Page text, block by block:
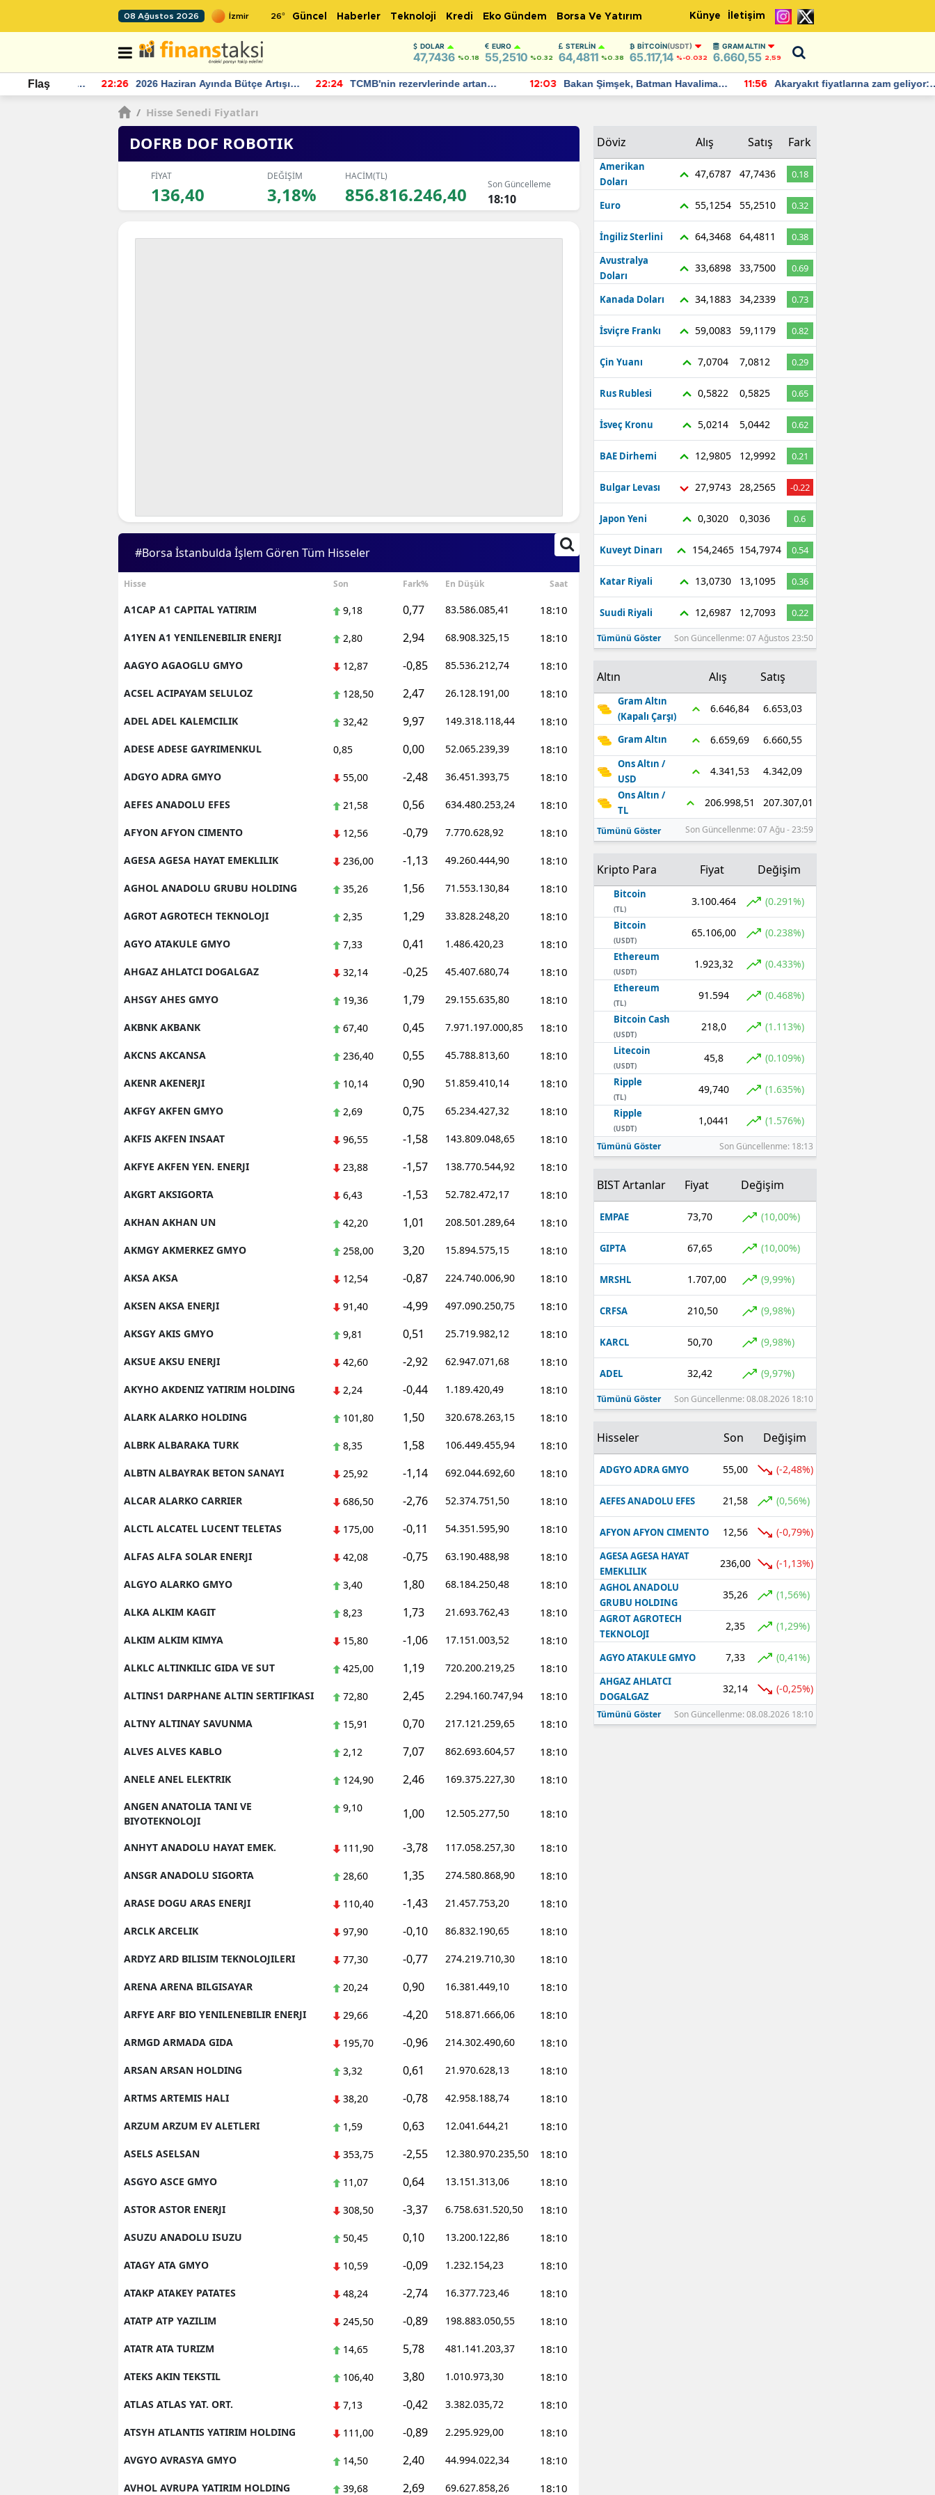
08 Ağustos 2026 26° Güncel Haberler Teknoloji Kredi Eko Gündem Borsa Ve Yatırım Künye İletişim
DOLAR
47,7436 %0.18
EURO
55,2510 %0.32
STERLIN
64,4811 %0.38
BITCOIN(USDT)
65.117,14 %-0.032
GRAM ALTIN
6.660,55 2,59
Flaş 22:26
2026 Haziran Ayında Bütçe Artışı
Yaşandı
22:24
TCMB'nin rezervlerinde artan
momentum devam ediyor
12:03
Bakan Şimşek, Batman Havalimanı
için umut verici açıklamalarda
11:56
Akaryakıt fiyatlarına zam geliyor:
Yeni tarih açıklandı
/ Hisse Senedi Fiyatları
DOFRB DOF ROBOTIK
FİYAT
136,40
DEĞİŞİM
3,18%
HACİM(TL)
856.816.246,40 Son Güncelleme
18:10
#Borsa İstanbulda İşlem Gören Tüm Hisseler
Hisse Son Fark% En Düşük Saat
A1CAP A1 CAPITAL YATIRIM 9,18 0,77 83.586.085,41 18:10
A1YEN A1 YENILENEBILIR ENERJI 2,80 2,94 68.908.325,15 18:10
AAGYO AGAOGLU GMYO 12,87 -0,85 85.536.212,74 18:10
ACSEL ACIPAYAM SELULOZ 128,50 2,47 26.128.191,00 18:10
ADEL ADEL KALEMCILIK 32,42 9,97 149.318.118,44 18:10
ADESE ADESE GAYRIMENKUL 0,85 0,00 52.065.239,39 18:10
ADGYO ADRA GMYO 55,00 -2,48 36.451.393,75 18:10
AEFES ANADOLU EFES 21,58 0,56 634.480.253,24 18:10
AFYON AFYON CIMENTO 12,56 -0,79 7.770.628,92 18:10
AGESA AGESA HAYAT EMEKLILIK 236,00 -1,13 49.260.444,90 18:10
AGHOL ANADOLU GRUBU HOLDING 35,26 1,56 71.553.130,84 18:10
AGROT AGROTECH TEKNOLOJI 2,35 1,29 33.828.248,20 18:10
AGYO ATAKULE GMYO 7,33 0,41 1.486.420,23 18:10
AHGAZ AHLATCI DOGALGAZ 32,14 -0,25 45.407.680,74 18:10
AHSGY AHES GMYO 19,36 1,79 29.155.635,80 18:10
AKBNK AKBANK 67,40 0,45 7.971.197.000,85 18:10
AKCNS AKCANSA 236,40 0,55 45.788.813,60 18:10
AKENR AKENERJI 10,14 0,90 51.859.410,14 18:10
AKFGY AKFEN GMYO 2,69 0,75 65.234.427,32 18:10
AKFIS AKFEN INSAAT 96,55 -1,58 143.809.048,65 18:10
AKFYE AKFEN YEN. ENERJI 23,88 -1,57 138.770.544,92 18:10
AKGRT AKSIGORTA 6,43 -1,53 52.782.472,17 18:10
AKHAN AKHAN UN 42,20 1,01 208.501.289,64 18:10
AKMGY AKMERKEZ GMYO 258,00 3,20 15.894.575,15 18:10
AKSA AKSA 12,54 -0,87 224.740.006,90 18:10
AKSEN AKSA ENERJI 91,40 -4,99 497.090.250,75 18:10
AKSGY AKIS GMYO 9,81 0,51 25.719.982,12 18:10
AKSUE AKSU ENERJI 42,60 -2,92 62.947.071,68 18:10
AKYHO AKDENIZ YATIRIM HOLDING 2,24 -0,44 1.189.420,49 18:10
ALARK ALARKO HOLDING 101,80 1,50 320.678.263,15 18:10
ALBRK ALBARAKA TURK 8,35 1,58 106.449.455,94 18:10
ALBTN ALBAYRAK BETON SANAYI 25,92 -1,14 692.044.692,60 18:10
ALCAR ALARKO CARRIER 686,50 -2,76 52.374.751,50 18:10
ALCTL ALCATEL LUCENT TELETAS 175,00 -0,11 54.351.595,90 18:10
ALFAS ALFA SOLAR ENERJI 42,08 -0,75 63.190.488,98 18:10
ALGYO ALARKO GMYO 3,40 1,80 68.184.250,48 18:10
ALKA ALKIM KAGIT 8,23 1,73 21.693.762,43 18:10
ALKIM ALKIM KIMYA 15,80 -1,06 17.151.003,52 18:10
ALKLC ALTINKILIC GIDA VE SUT 425,00 1,19 720.200.219,25 18:10
ALTINS1 DARPHANE ALTIN SERTIFIKASI 72,80 2,45 2.294.160.747,94 18:10
ALTNY ALTINAY SAVUNMA 15,91 0,70 217.121.259,65 18:10
ALVES ALVES KABLO 2,12 7,07 862.693.604,57 18:10
ANELE ANEL ELEKTRIK 124,90 2,46 169.375.227,30 18:10
ANGEN ANATOLIA TANI VE
BIYOTEKNOLOJI
9,10 1,00 12.505.277,50 18:10
ANHYT ANADOLU HAYAT EMEK. 111,90 -3,78 117.058.257,30 18:10
ANSGR ANADOLU SIGORTA 28,60 1,35 274.580.868,90 18:10
ARASE DOGU ARAS ENERJI 110,40 -1,43 21.457.753,20 18:10
ARCLK ARCELIK 97,90 -0,10 86.832.190,65 18:10
ARDYZ ARD BILISIM TEKNOLOJILERI 77,30 -0,77 274.219.710,30 18:10
ARENA ARENA BILGISAYAR 20,24 0,90 16.381.449,10 18:10
ARFYE ARF BIO YENILENEBILIR ENERJI 29,66 -4,20 518.871.666,06 18:10
ARMGD ARMADA GIDA 195,70 -0,96 214.302.490,60 18:10
ARSAN ARSAN HOLDING 3,32 0,61 21.970.628,13 18:10
ARTMS ARTEMIS HALI 38,20 -0,78 42.958.188,74 18:10
ARZUM ARZUM EV ALETLERI 1,59 0,63 12.041.644,21 18:10
ASELS ASELSAN 353,75 -2,55 12.380.970.235,50 18:10
ASGYO ASCE GMYO 11,07 0,64 13.151.313,06 18:10
ASTOR ASTOR ENERJI 308,50 -3,37 6.758.631.520,50 18:10
ASUZU ANADOLU ISUZU 50,45 0,10 13.200.122,86 18:10
ATAGY ATA GMYO 10,59 -0,09 1.232.154,23 18:10
ATAKP ATAKEY PATATES 48,24 -2,74 16.377.723,46 18:10
ATATP ATP YAZILIM 245,50 -0,89 198.883.050,55 18:10
ATATR ATA TURIZM 14,65 5,78 481.141.203,37 18:10
ATEKS AKIN TEKSTIL 106,40 3,80 1.010.973,30 18:10
ATLAS ATLAS YAT. ORT. 7,13 -0,42 3.382.035,72 18:10
ATSYH ATLANTIS YATIRIM HOLDING 111,00 -0,89 2.295.929,00 18:10
AVGYO AVRASYA GMYO 14,50 2,40 44.994.022,34 18:10
AVHOL AVRUPA YATIRIM HOLDING 39,68 2,69 69.627.858,26 18:10
Döviz Alış Satış Fark
Amerikan
Doları
47,6787 47,7436 0.18
Euro 55,1254 55,2510 0.32
İngiliz Sterlini 64,3468 64,4811
0.38
Avustralya
Doları
33,6898 33,7500 0.69
Kanada Doları 34,1883 34,2339 0.73
İsviçre Frankı 59,0083 59,1179 0.82
Çin Yuanı 7,0704 7,0812 0.29
Rus Rublesi 0,5822 0,5825 0.65
İsveç Kronu 5,0214 5,0442 0.62
BAE Dirhemi 12,9805 12,9992 0.21
Bulgar Levası 27,9743 28,2565 -0.22
Japon Yeni 0,3020 0,3036 0.6
Kuveyt Dinarı 154,2465 154,7974 0.54
Katar Riyali 13,0730 13,1095 0.36
Suudi Riyali 12,6987 12,7093 0.22
Tümünü Göster Son Güncellenme: 07 Ağustos 23:50
Altın Alış Satış
Gram Altın
(Kapalı Çarşı)
6.646,84 6.653,03
Gram Altın 6.659,69 6.660,55
Ons Altın /
USD
4.341,53 4.342,09
Ons Altın /
TL
206.998,51 207.307,01
Tümünü Göster Son Güncellenme: 07 Ağu - 23:59
Kripto Para Fiyat Değişim
Bitcoin
(TL)
3.100.464 (0.291%)
Bitcoin
(USDT)
65.106,00 (0.238%)
Ethereum
(USDT)
1.923,32 (0.433%)
Ethereum
(TL)
91.594 (0.468%)
Bitcoin Cash
(USDT)
218,0 (1.113%)
Litecoin
(USDT)
45,8 (0.109%)
Ripple
(TL)
49,740 (1.635%)
Ripple
(USDT)
1,0441 (1.576%)
Tümünü Göster Son Güncellenme: 18:13
BIST Artanlar Fiyat Değişim
EMPAE 73,70 (10,00%)
GIPTA 67,65 (10,00%)
MRSHL 1.707,00 (9,99%)
CRFSA 210,50 (9,98%)
KARCL 50,70 (9,98%)
ADEL 32,42 (9,97%)
Tümünü Göster Son Güncellenme: 08.08.2026 18:10
Hisseler Son Değişim
ADGYO ADRA GMYO 55,00 (-2,48%)
AEFES ANADOLU EFES 21,58 (0,56%)
AFYON AFYON CIMENTO 12,56 (-0,79%)
AGESA AGESA HAYAT
EMEKLILIK
236,00 (-1,13%)
AGHOL ANADOLU
GRUBU HOLDING
35,26 (1,56%)
AGROT AGROTECH
TEKNOLOJI
2,35 (1,29%)
AGYO ATAKULE GMYO 7,33 (0,41%)
AHGAZ AHLATCI
DOGALGAZ
32,14 (-0,25%)
Tümünü Göster Son Güncellenme: 08.08.2026 18:10